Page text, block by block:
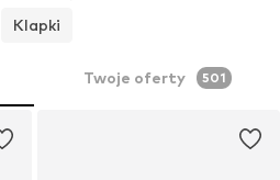
Klapki
Twoje oferty 501